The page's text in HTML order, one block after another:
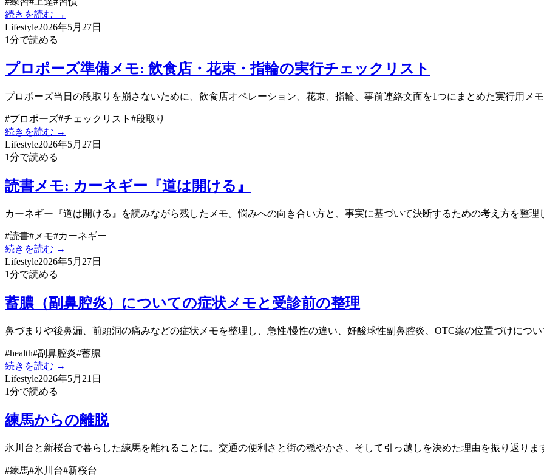
続きを読む →
Lifestyle2026年5月27日
1分で読める
プロポーズ準備メモ: 飲食店・花束・指輪の実行チェックリスト
プロポーズ当日の段取りを崩さないために、飲食店オペレーション、花束、指輪、事前連絡文面を1つにまとめた実行用メモ
#プロポーズ#チェックリスト #段取り
続きを読む →
Lifestyle2026年5月27日
1分で読める
読書メモ: カーネギー『道は開ける』
カーネギー『道は開ける』を読みながら残したメモ。悩みへの向き合い方と、事実に基づいて決断するための考え方を整理
#読書# メモ#カーネギー
続きを読む →
Lifestyle2026年5月27日
1分で読める
蓄膿（副鼻腔炎）についての症状メモと受診前の整理
鼻づまりや後鼻漏、前頭洞の痛みなどの症状メモを整理し、急性/慢性の違い、好酸球性副鼻腔炎、OTC薬の位置づけにつ
#health#副鼻腔炎#蓄膿
続きを読む →
Lifestyle2026年5月21日
1分で読める
練馬からの離脱
氷川台と新桜台で暮らした練馬を離れることに。交通の便利さと街の穏やかさ、そして引っ越しを決めた理由を振り返りま
#練馬#氷川台#新桜台